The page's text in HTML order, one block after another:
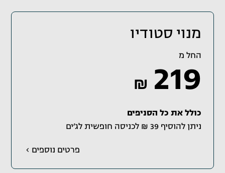
מנוי סטודיו
החל מ
₪ 219
כולל את כל הסניפים
ניתן להוסיף 39 ₪ לכניסה חופשית לג׳ים
פרטים נוספים